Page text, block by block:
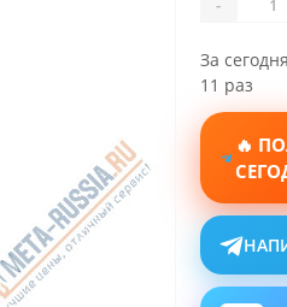
-
За
11 раз
🔥